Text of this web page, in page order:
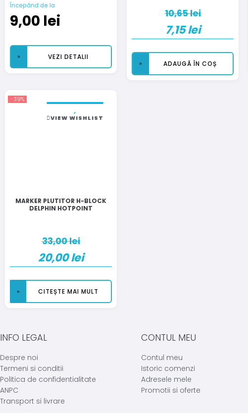
Începând de la
9,00 lei
VEZI DETALII
10,65lei
7,15lei
ADAUGĂ ÎN COȘ
VIEW WISHLIST
-39%
MARKER PLUTITOR H-BLOCK
DELPHIN HOTPOINT
33,00lei
20,00lei
CITEȘTE MAI MULT
INFO LEGAL
Despre noi
Termeni si conditii
Politica de confidentialitate
ANPC
Transport si livrare
CONTUL MEU
Contul meu
Istoric comenzi
Adresele mele
Promotii si oferte